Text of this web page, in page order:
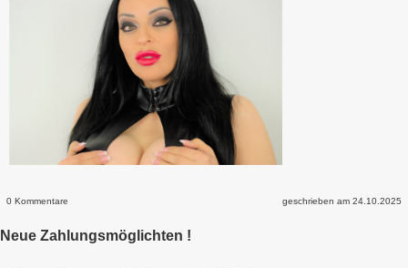
0 Kommentare geschrieben am 24.10.2025
Neue Zahlungsmöglichten !